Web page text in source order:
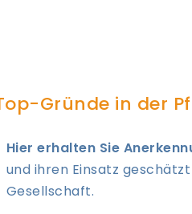
Gründe in der
Hier erhalten Sie
und ihren Einsatz
Gesellschaft.